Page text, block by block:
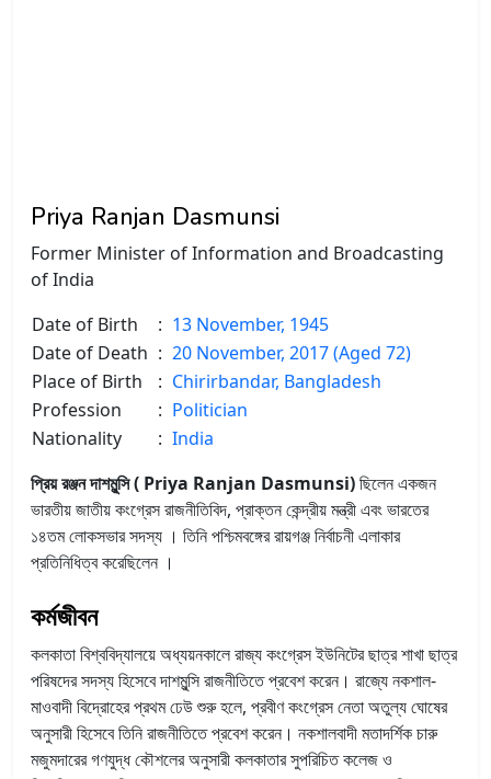
Priya Ranjan Dasmunsi
Former Minister of Information and Broadcasting
of India
Date of Birth
: 13 November, 1945
Date of Death : 20 November, 2017 (Aged 72)
Place of Birth
: Chirirbandar, Bangladesh
Profession
: Politician
Nationality
: India
প্রিয় রঞ্জন দাশমুন্সি ( Priya Ranjan Dasmunsi)ছিলেন একজন
ভারতীয় জাতীয় কংগ্রেস রাজনীতিবিদ, প্রাক্তন কেন্দ্রীয় মন্ত্রী এবং ভারতের
১৪তম লোকসভার সদস্য । তিনি পশ্চিমবঙ্গের রায়গঞ্জ নির্বাচনী এলাকার
প্রতিনিধিত্ব করেছিলেন ।
কর্মজীবন
কলকাতা বিশ্ববিদ্যালয়ে অধ্যয়নকালে রাজ্য কংগ্রেস ইউনিটের ছাত্র শাখা ছাত্র
পরিষদের সদস্য হিসেবে দাশমুন্সি রাজনীতিতে প্রবেশ করেন। রাজ্যে নকশাল-
মাওবাদী বিদ্রোহের প্রথম ঢেউ শুরু হলে, প্রবীণ কংগ্রেস নেতা অতুল্য ঘোষের
অনুসারী হিসেবে তিনি রাজনীতিতে প্রবেশ করেন। নকশালবাদী মতাদর্শিক চারু
মজুমদারের গণযুদ্ধ কৌশলের অনুসারী কলকাতার সুপরিচিত কলেজ ও